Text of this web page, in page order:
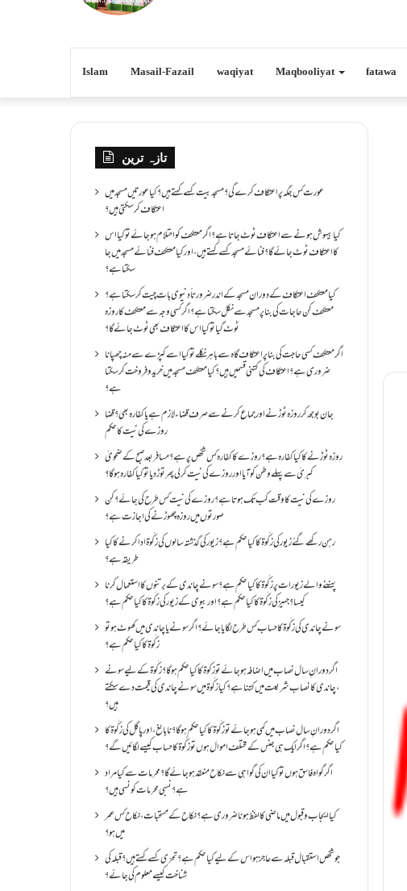
Islam Masail-Fazail waqiyat Maqbooliyat fatawa
تازہ ترین
عورت کس جگہ پر اعتکاف کرے گی؟مسجد بیت کسے کہتے ہیں؟کیا عورتیں مسجد میں
اعتکاف کر سکتی ہیں؟
کیا بیہوش ہونے سے اعتکاف ٹوٹ جاتا ہے؟ اگر معتکف کو احتلام ہو جائے تو کیا اس
کا اعتکاف ٹوٹ جائے گا؟فنائے مسجد کسے کہتے ہیں ، اور کیا معتکف فنائے مسجد میں جا
سکتا ہے؟
کیا معتکف اعتکاف کے دوران مسجد کے اندر ضرورتاً دنیوی بات چیت کر سکتا ہے؟
معتکف کن حاجات کی بنا پر مسجد سے نکل سکتا ہے؟ اگر کسی وجہ سے معتکف کا روزہ
ٹوٹ گیا تو کیا اس کا اعتکاف بھی ٹوٹ جائے گا؟
اگر معتکف کسی حاجت کی بنا پر اعتکاف گاہ سے باہر نکلے تو کیا اسے کپڑے سے منہ چھپانا
ضروری ہے؟اعتکاف کی کتنی قسمیں ہیں؟کیا معتکف مسجد میں خرید و فروخت کر سکتا
ہے؟
جان بوجھ کر روزہ ٹوڑنے اور جماع کرنے سے صرف قضاء لازم ہے یا کفارہ بھی؟ قضا
روزے کی نیت کا حکم
روزہ ٹوڑنے کا کیا کفارہ ہے؟روزے کا کفارہ کس شخص پر ہے؟ مسافر بعد صبح کے ضحویٰ
کبریٰ سے پہلے وطن کو آیا اور روزے کی نیت کر لی پھر توڑ دیا تو کیا کفارہ ہو گا؟
روزے کی نیت کا وقت کب تک ہوتا ہے؟ روزے کی نیت کس طرح کی جائے؟ کن
صورتوں میں روزہ چھوڑنے کی اجازت ہے؟
رہن رکھے گئے زیور کی زکٰوۃ کا کیا حکم ہے؟زیور کی گذشتہ سالوں کی زکٰوۃ ادا کرنے کا کیا
طریقہ ہے؟
پہننے والے زیورات پر زکٰوۃ کا کیا حکم ہے؟ سونے چاندی کے برتنوں کا استعمال کرنا
کیسا؟ جہیز کی زکٰوۃ کا کیا حکم ہے؟ اور بیوی کے زیور کی زکٰوۃ کا کیا حکم ہے؟
سونے چاندی کی زکٰوۃ کا حساب کس طرح لگایا جائے؟ اگر سونے یا چاندی میں کھوٹ ہو تو
زکٰوۃ کا کیا حکم ہے؟
اگر دورانِ سال نصاب میں اضافہ ہو جائے تو زکوۃ کا کیا حکم ہو گا؟ زکٰوۃ کے لیے سونے
،چاندی کا نصاب شریعت میں کتنا ہے؟ کیا زکٰوۃ میں سونے چاندی کی قیمت دے سکتے
ہیں؟
اگر دورانِ سال نصاب میں کمی ہو جائے تو زکٰوۃ کا کیا حکم ہو گا؟ نا بالغ ، اور پاگل کی زکٰوۃ کا
کیا حکم ہے؟ اگر ایک ہی جنس کے مختلف اموال ہوں تو زکٰوۃ کا حساب کیسے لگائیں گے؟
اگر گواہ فاسق ہوں تو کیا ان کی گواہی سے نکاح منعقد ہو جائے گا؟ محرمات سے کیا مراد
ہے؟ نسبی محرمات کونسی ہیں؟
کیا ایجاب و قبول میں ماضی کا لفظ ہونا ضروری ہے؟ نکاح کے مستحبات، نکاح کس عمر
میں ہو؟
جو شخص استقبال قبلہ سے عاجز ہو اس کے لیے کیا حکم ہے؟ تحرّی کسے کہتے ہیں؟ قبلہ کی
شناخت کیسے معلوم کی جائے؟